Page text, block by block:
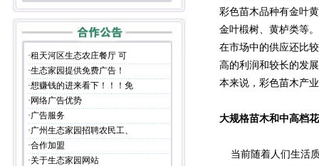
·租天河区生态农庄餐厅 可
·生态家园提供免费广告！
·想赚钱的进来看下！！！免
· 网络广告优势
·广告服务
·广州生态家园招聘农民工、
·合作加盟
·关于生态家园网站
彩色苗木品种有金叶
金叶椴树、黄栌类等
在市场中的供应还比
高的利润和较长的发
本来说，彩色苗木产
大规格苗木和中高档
当前随着人们生活